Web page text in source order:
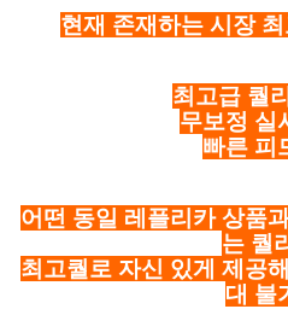
현재 존재하는 시장
최고급 퀄
무보정 실
빠른 피
어떤 동일 레플리카 상품
는 퀄
최고퀄로 자신 있게 제공
대 불